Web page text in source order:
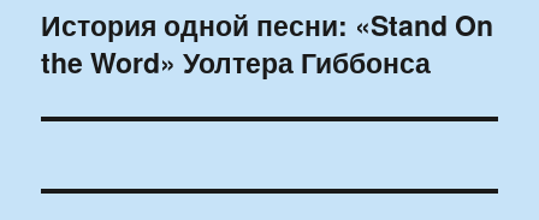
Следующая
запись:
История одной песни: «Stand On
the Word» Уолтера Гиббонса